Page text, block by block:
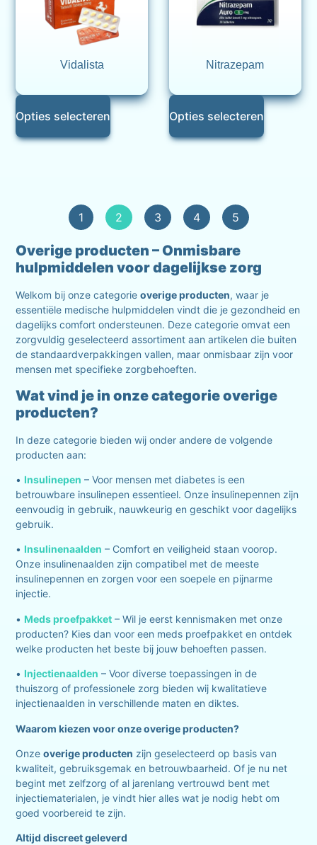
Vidalista
Opties selecteren
Nitrazepam
Opties selecteren
1 2 3 4 5
Overige producten – Onmisbare
hulpmiddelen voor dagelijkse zorg
Welkom bij onze categorieoverige producten, waar je
essentiële medische hulpmiddelen vindt die je gezondheid en
dagelijks comfort ondersteunen. Deze categorie omvat een
zorgvuldig geselecteerd assortiment aan artikelen die buiten
de standaardverpakkingen vallen, maar onmisbaar zijn voor
mensen met specifieke zorgbehoeften.
Wat vind je in onze categorie overige
producten?
In deze categorie bieden wij onder andere de volgende
producten aan:
• Insulinepen – Voor mensen met diabetes is een
betrouwbare insulinepen essentieel. Onze insulinepennen zijn
eenvoudig in gebruik, nauwkeurig en geschikt voor dagelijks
gebruik.
• Insulinenaalden – Comfort en veiligheid staan voorop.
Onze insulinenaalden zijn compatibel met de meeste
insulinepennen en zorgen voor een soepele en pijnarme
injectie.
• Meds proefpakket – Wil je eerst kennismaken met onze
producten? Kies dan voor een meds proefpakket en ontdek
welke producten het beste bij jouw behoeften passen.
• Injectienaalden – Voor diverse toepassingen in de
thuiszorg of professionele zorg bieden wij kwalitatieve
injectienaalden in verschillende maten en diktes.
Waarom kiezen voor onze overige producten?
Onzeoverige producten zijn geselecteerd op basis van
kwaliteit, gebruiksgemak en betrouwbaarheid. Of je nu net
begint met zelfzorg of al jarenlang vertrouwd bent met
injectiematerialen, je vindt hier alles wat je nodig hebt om
goed voorbereid te zijn.
Altijd discreet geleverd